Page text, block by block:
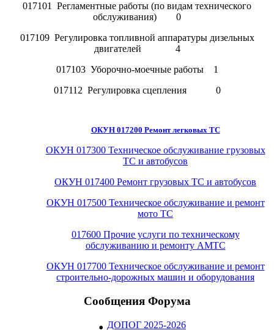
017101 Регламентные работы (по видам технического
обслуживания) 0
017109 Регулировка топливной аппаратуры дизельных
двигателей 4
017103 Уборочно-моечные работы 1
017112 Регулировка сцепления 0
ОКУН 017200 Ремонт легковых ТС
ОКУН 017300 Техническое обслуживание грузовых
ТС и автобусов
ОКУН 017400 Ремонт грузовых ТС и автобусов
ОКУН 017500 Техническое обслуживание и ремонт
мото ТС
017600 Прочие услуги по техническому
обслуживанию и ремонту АМТС
ОКУН 017700 Техническое обслуживание и ремонт
строительно-дорожных машин и оборудования
Сообщения Форума
ДОПОГ 2025-2026